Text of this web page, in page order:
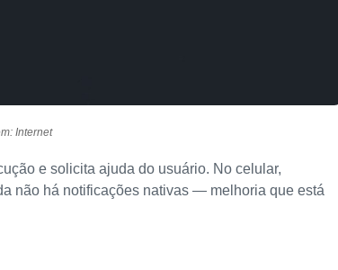
Internet
e solicita ajuda do usuário. No celular,
não há notificações nativas — melhoria que está